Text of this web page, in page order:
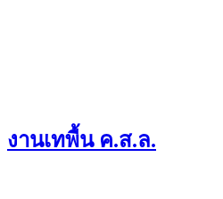
งานเทพื้น ค.ส.ล.